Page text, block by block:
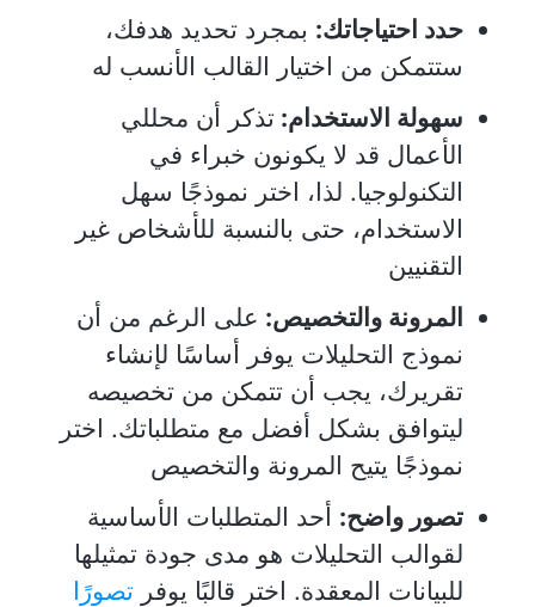
حدد احتياجاتك: بمجرد تحديد هدفك،
ستتمكن من اختيار القالب الأنسب له
سهولة الاستخدام: تذكر أن محللي
الأعمال قد لا يكونون خبراء في
التكنولوجيا. لذا، اختر نموذجًا سهل
الاستخدام، حتى بالنسبة للأشخاص غير
التقنيين
المرونة والتخصيص: على الرغم من أن
نموذج التحليلات يوفر أساسًا لإنشاء
تقريرك، يجب أن تتمكن من تخصيصه
ليتوافق بشكل أفضل مع متطلباتك. اختر
نموذجًا يتيح المرونة والتخصيص
تصور واضح: أحد المتطلبات الأساسية
لقوالب التحليلات هو مدى جودة تمثيلها
للبيانات المعقدة. اختر قالبًا يوفر تصورًا